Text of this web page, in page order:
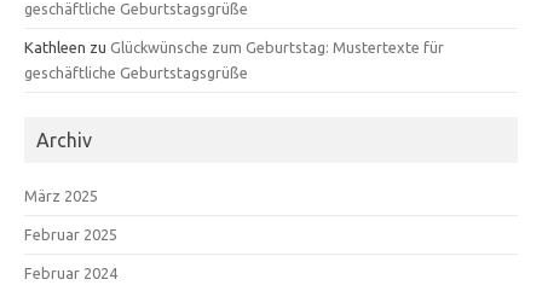
geschäftliche Geburtstagsgrüße
Kathleen zu Glückwünsche zum Geburtstag: Mustertexte für
geschäftliche Geburtstagsgrüße
Archiv
März 2025
Februar 2025
Februar 2024